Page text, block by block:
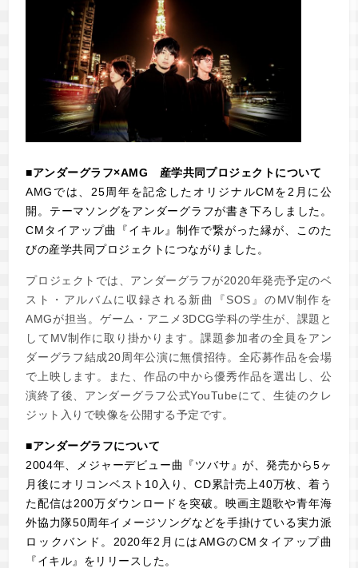
■アンダーグラフ×AMG 産学共同プロジェクトについて
AMGでは、25周年を記念したオリジナルCMを2月に公
開。テーマソングをアンダーグラフが書き下ろしました。
CMタイアップ曲『イキル』制作で繋がった縁が、このた
びの産学共同プロジェクトにつながりました。
プロジェクトでは、アンダーグラフが2020年発売予定のベ
スト・アルバムに収録される新曲『SOS』のMV制作を
AMGが担当。ゲーム・アニメ3DCG学科の学生が、課題と
してMV制作に取り掛かります。課題参加者の全員をアン
ダーグラフ結成20周年公演に無償招待。全応募作品を会場
で上映します。また、作品の中から優秀作品を選出し、公
演終了後、アンダーグラフ公式YouTubeにて、生徒のクレ
ジット入りで映像を公開する予定です。
■アンダーグラフについて
2004年、メジャーデビュー曲『ツバサ』が、発売から5ヶ
月後にオリコンベスト10入り、CD累計売上40万枚、着う
た配信は200万ダウンロードを突破。映画主題歌や青年海
外協力隊50周年イメージソングなどを手掛けている実力派
ロックバンド。2020年2月にはAMGのCMタイアップ曲
『イキル』をリリースした。